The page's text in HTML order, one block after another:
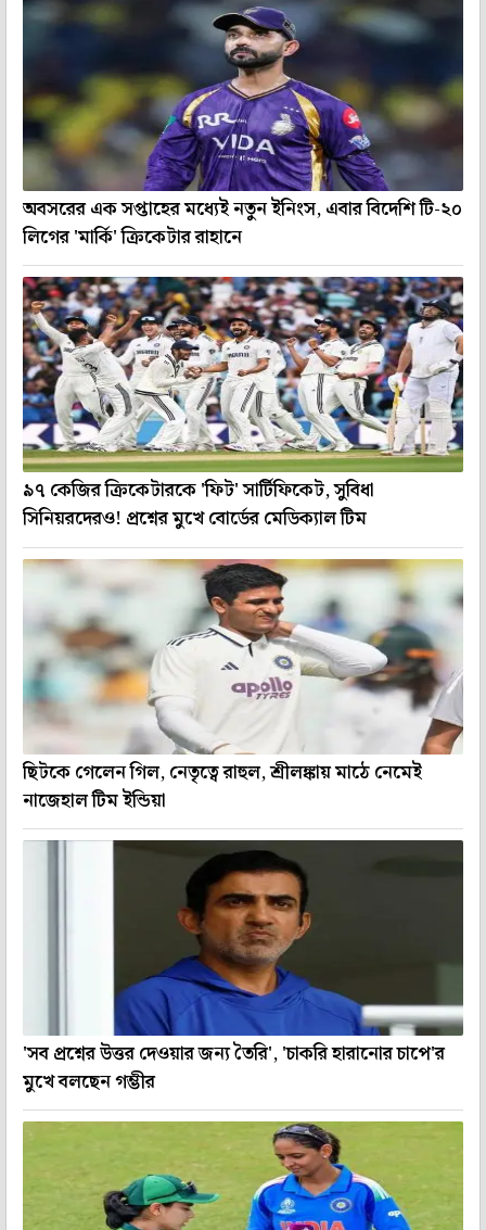
অবসরের এক সপ্তাহের মধ্যেই নতুন ইনিংস, এবার বিদেশি টি-২০
লিগের 'মার্কি' ক্রিকেটার রাহানে
৯৭ কেজির ক্রিকেটারকে 'ফিট' সার্টিফিকেট, সুবিধা
সিনিয়রদেরও! প্রশ্নের মুখে বোর্ডের মেডিক্যাল টিম
ছিটকে গেলেন গিল, নেতৃত্বে রাহুল, শ্রীলঙ্কায় মাঠে নেমেই
নাজেহাল টিম ইন্ডিয়া
'সব প্রশ্নের উত্তর দেওয়ার জন্য তৈরি', 'চাকরি হারানোর চাপে'র
মুখে বলছেন গম্ভীর